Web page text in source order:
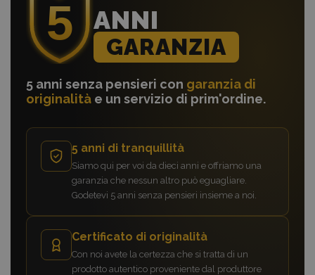
ANNI
GARANZIA
5 anni senza pensieri con garanzia di
originalità e un servizio di prim'ordine.
5 anni di tranquillità
Siamo qui per voi da dieci anni e offriamo una
garanzia che nessun altro può eguagliare.
Godetevi 5 anni senza pensieri insieme a noi.
Certificato di originalità
Con noi avete la certezza che si tratta di un
prodotto autentico proveniente dal produttore